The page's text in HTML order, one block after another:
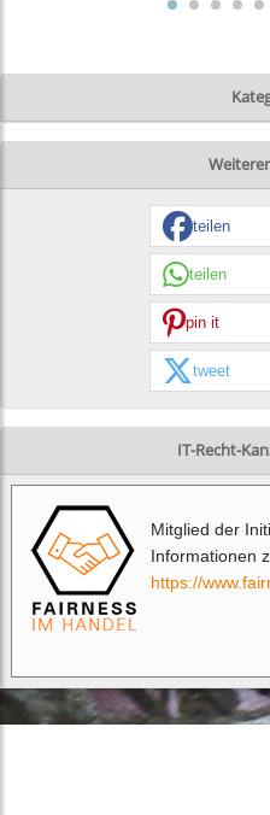
teilen
teilen
pin it
tweet
IT-Recht-
Mitglied der
Informationen
https://